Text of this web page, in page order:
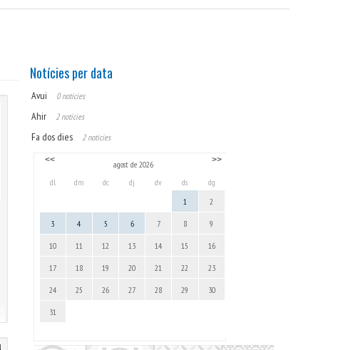
Notícies per data
Avui 0 noticies
Ahir 2 noticies
Fa dos dies 2 noticies
agost de 2026
<< >>
dl dm dc dj dv ds
dg
1
2
3 4 5 6 7 8 9
10 11 12 13 14 15 16
17 18 19 20 21 22 23
24 25 26 27 28 29 30
31